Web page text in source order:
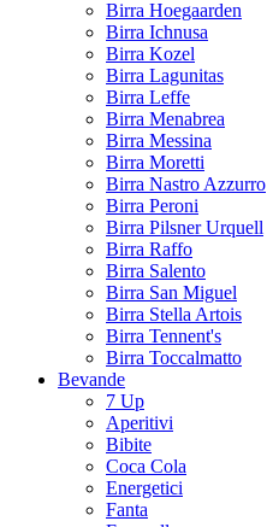
Birra Hoegaarden
Birra Ichnusa
Birra Kozel
Birra Lagunitas
Birra Leffe
Birra Menabrea
Birra Messina
Birra Moretti
Birra Nastro Azzurro
Birra Peroni
Birra Pilsner Urquell
Birra Raffo
Birra Salento
Birra San Miguel
Birra Stella Artois
Birra Tennent's
Birra Toccalmatto
Bevande
7 Up
Aperitivi
Bibite
Coca Cola
Energetici
Fanta